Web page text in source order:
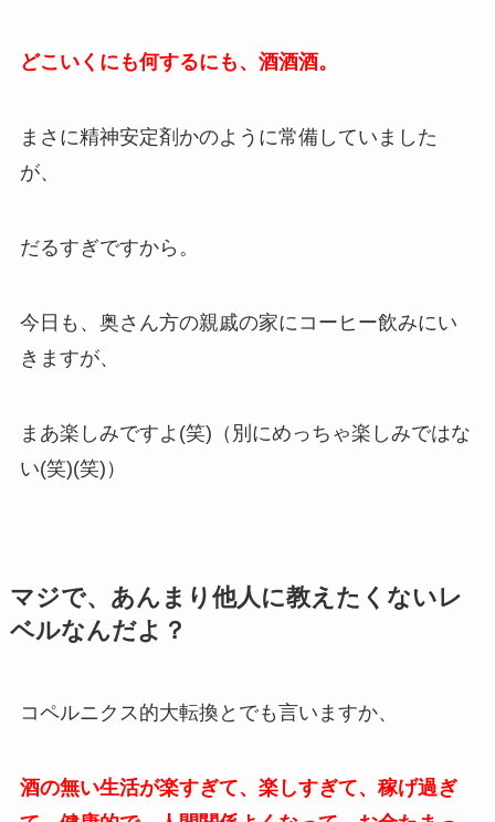
どこいくにも何するにも、酒酒酒。
まさに精神安定剤かのように常備していました
が、
だるすぎですから。
今日も、奥さん方の親戚の家にコーヒー飲みにい
きますが、
まあ楽しみですよ(笑)（別にめっちゃ楽しみではな
い(笑)(笑)）
マジで、あんまり他人に教えたくないレ
ベルなんだよ？
コペルニクス的大転換とでも言いますか、
酒の無い生活が楽すぎて、楽しすぎて、稼げ過ぎ